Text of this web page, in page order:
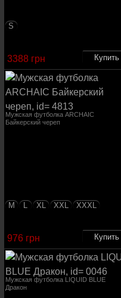
S
3388 грн
Мужская футболка ARCHAIC
Байкерский череп
M L XL XXL XXXL
976 грн
Мужская футболка LIQUID BLUE
Дракон